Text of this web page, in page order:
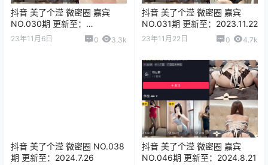
抖音 美了个滢 微密圈 嘉宾
NO.030期 更新至：
2023.11.06
23年11月6日 0 3.3k
抖音 美了个滢 微密圈 嘉宾
NO.031期 更新至：2023.11.22
23年11月22日 0 4.7k
抖音 美了个滢 微密圈 NO.038
期 更新至：2024.7.26
抖音 美了个滢 微密圈 嘉宾
NO.046期 更新至：2024.8.21